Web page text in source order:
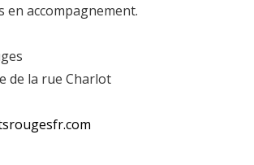
en accompagnement.
de la rue Charlot